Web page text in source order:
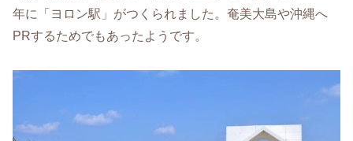
年に「ヨロン駅」がつくられました。奄美大島や沖縄へ
PRするためでもあったようです。